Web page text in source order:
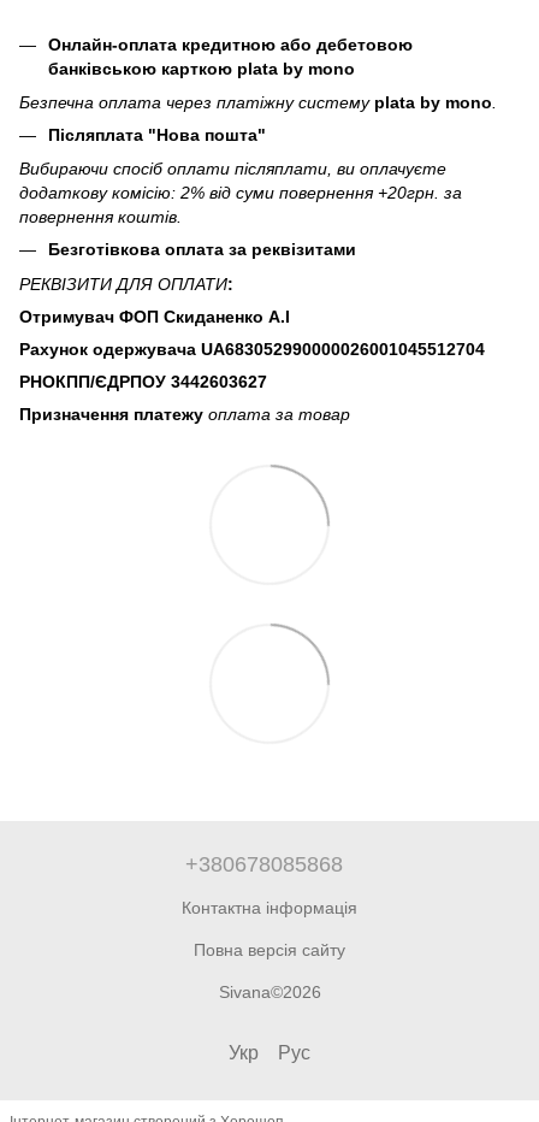
Онлайн-оплата кредитною або дебетовою
банківською карткою plata by mono
Безпечна оплата через платіжну систему plata by mono
Післяплата "Нова пошта"
Вибираючи спосіб оплати післяплати, ви оплачуєте
додаткову комісію: 2% від суми повернення +20грн. за
повернення коштів.
Безготівкова оплата за реквізитами
РЕКВІЗИТИ ДЛЯ ОПЛАТИ:
Отримувач ФОП Скиданенко А.І
Рахунок одержувача UA683052990000026001045512704
РНОКПП/ЄДРПОУ 3442603627
Призначення платежу оплата за товар
+380678085868
Контактна інформація
Повна версія сайту
Sivana©2026
Укр Рус